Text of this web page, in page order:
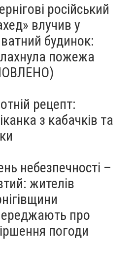
російський
влучив у
будинок:
пожежа
рецепт:
з кабачків та
небезпечності –
жителів
про
погоди